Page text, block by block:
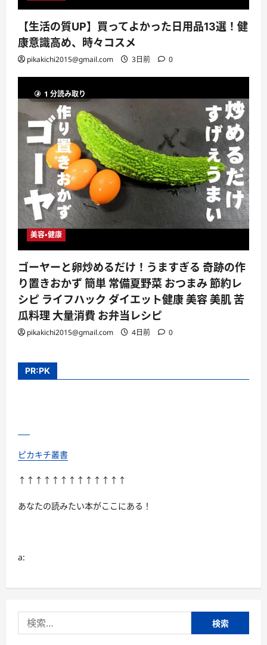
【生活の質UP】買ってよかった日用品13選！健
康意識高め、時々コスメ
pikakichi2015@gmail.com 3日前 0
1 分読み取り
美容・健康
ゴーヤーと卵炒めるだけ！うますぎる 奇跡の作
り置きおかず 簡単 常備夏野菜 おつまみ 節約レ
シピ ライフハック ダイエット健康 美容 美肌 苦
瓜料理 大量消費 お弁当レシピ
pikakichi2015@gmail.com 4日前 0
PR:PK
ピカキチ叢書
↑↑↑↑↑↑↑↑↑↑↑↑↑
あなたの読みたい本がここにある！
a:
索: